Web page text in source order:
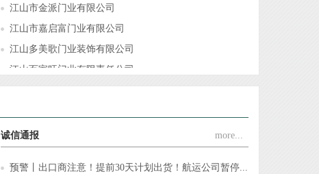
江山市嘉启富门业有限公司
江山多美歌门业装饰有限公司
江山百家旺门业有限责任公司
浙江金诚消防科技有限公司
诚信通报 more...
预警丨出口商注意！提前30天计划出货！航运公司暂停...